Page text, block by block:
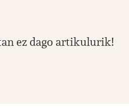
ez dago artikulurik!